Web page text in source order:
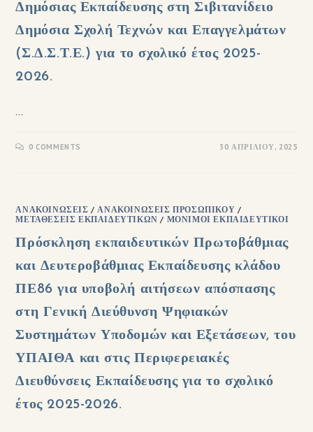
Δημόσιας Εκπαίδευσης στη Σιβιτανίδειο
Δημόσια Σχολή Τεχνών και Επαγγελμάτων
(Σ.Δ.Σ.Τ.Ε.) για το σχολικό έτος 2025-
2026.
…
0 COMMENTS 30 ΑΠΡΙΛΊΟΥ, 2025
ΑΝΑΚΟΙΝΏΣΕΙΣ /ΑΝΑΚΟΙΝΏΣΕΙΣ ΠΡΟΣΩΠΙΚΟΎ /
ΜΕΤΑΘΈΣΕΙΣ ΕΚΠΑΙΔΕΥΤΙΚΏΝ / ΜΌΝΙΜΟΙ ΕΚΠΑΙΔΕΥΤΙΚΟΊ
Πρόσκληση εκπαιδευτικών Πρωτοβάθμιας
και Δευτεροβάθμιας Εκπαίδευσης κλάδου
ΠΕ86 για υποβολή αιτήσεων απόσπασης
στη Γενική Διεύθυνση Ψηφιακών
Συστημάτων Υποδομών και Εξετάσεων, του
ΥΠΑΙΘΑ και στις Περιφερειακές
Διευθύνσεις Εκπαίδευσης για το σχολικό
έτος 2025-2026.